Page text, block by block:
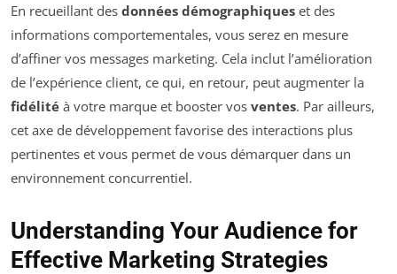
En recueillant des données démographiques et des
informations comportementales, vous serez en mesure
d’affiner vos messages marketing. Cela inclut l’amélioration
de l’expérience client, ce qui, en retour, peut augmenter la
fidélité à votre marque et booster vos ventes. Par ailleurs,
cet axe de développement favorise des interactions plus
pertinentes et vous permet de vous démarquer dans un
environnement concurrentiel.
Understanding Your Audience for
Effective Marketing Strategies